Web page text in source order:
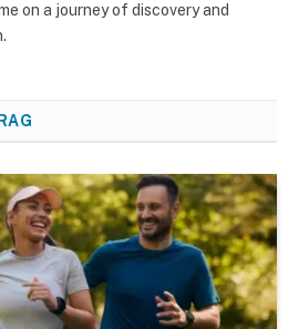
on a journey of discovery and